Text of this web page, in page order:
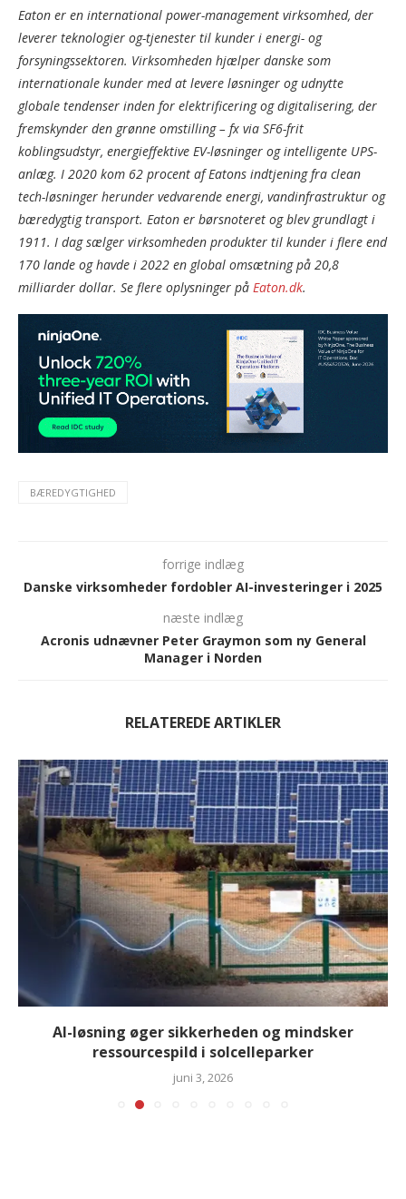
Eaton er en international power-management virksomhed, der
leverer teknologier og-tjenester til kunder i energi- og
forsyningssektoren. Virksomheden hjælper danske som
internationale kunder med at levere løsninger og udnytte
globale tendenser inden for elektrificering og digitalisering, der
fremskynder den grønne omstilling – fx via SF6-frit
koblingsudstyr, energieffektive EV-løsninger og intelligente UPS-
anlæg. I 2020 kom 62 procent af Eatons indtjening fra clean
tech-løsninger herunder vedvarende energi, vandinfrastruktur og
bæredygtig transport. Eaton er børsnoteret og blev grundlagt i
1911. I dag sælger virksomheden produkter til kunder i flere end
170 lande og havde i 2022 en global omsætning på 20,8
milliarder dollar. Se flere oplysninger på Eaton.dk.
BÆREDYGTIGHED
forrige indlæg
Danske virksomheder fordobler AI-investeringer i 2025
næste indlæg
Acronis udnævner Peter Graymon som ny General
Manager i Norden
RELATEREDE ARTIKLER
AI-løsning øger sikkerheden og mindsker
ressourcespild i solcelleparker
juni 3, 2026